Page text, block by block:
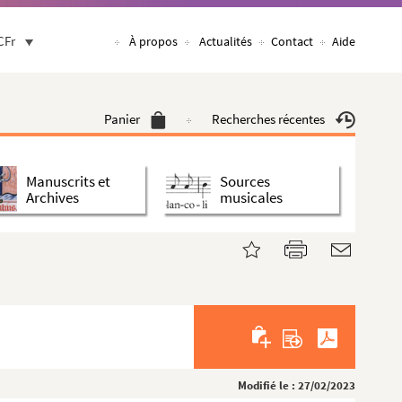
À propos Actualités Contact Aide
Panier Recherches récentes
Manuscrits et
Archives
Sources
musicales
Modifié le : 27/02/2023
...
...
COR...